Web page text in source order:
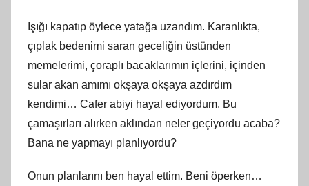
Işığı kapatıp öylece yatağa uzandım. Karanlıkta,
çıplak bedenimi saran geceliğin üstünden
memelerimi, çoraplı bacaklarımın içlerini, içinden
sular akan amımı okşaya okşaya azdırdım
kendimi… Cafer abiyi hayal ediyordum. Bu
çamaşırları alırken aklından neler geçiyordu acaba?
Bana ne yapmayı planlıyordu?
Onun planlarını ben hayal ettim. Beni öperken…